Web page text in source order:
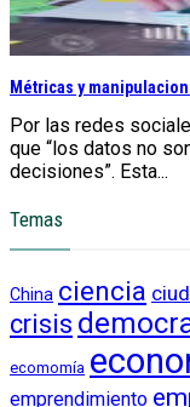
Métricas y
Por las redes
que “los datos no
decisiones”. Esta...
Temas
China ciencia
crisis
ecomomía
emprendimiento